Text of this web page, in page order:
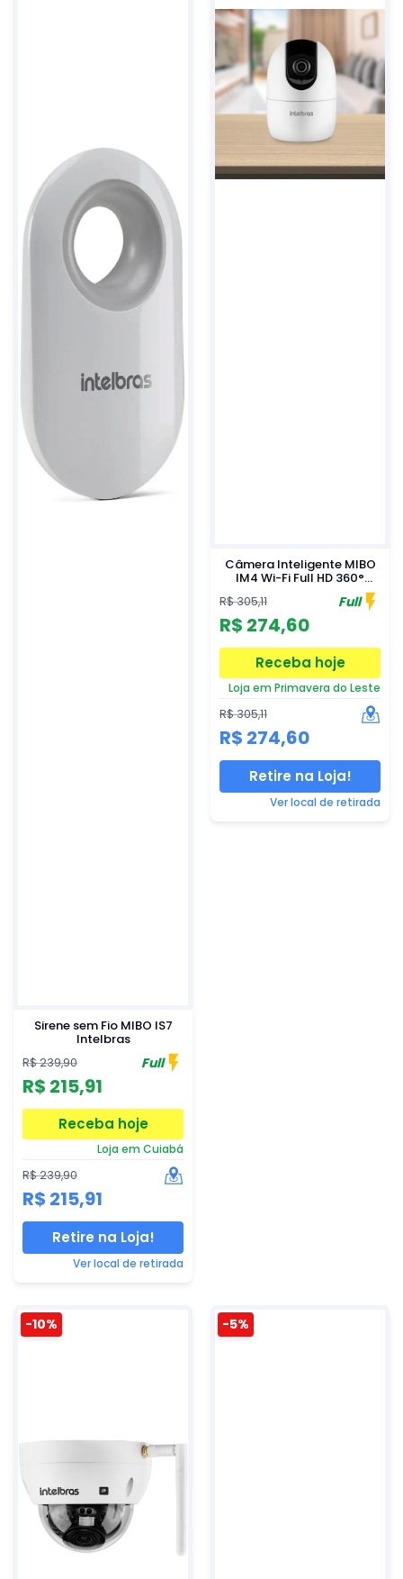
Sirene sem Fio MIBO IS7
Intelbras
R$ 239,90 Full
R$ 215,91
Receba hoje
Loja em Cuiabá
R$ 239,90
R$ 215,91
Retire na Loja!
Ver local de retirada
Câmera Inteligente MIBO
IM4 Wi-Fi Full HD 360°
R$ 305,11 Full
R$ 274,60
Receba hoje
Loja em Primavera do Leste
R$ 305,11
R$ 274,60
Retire na Loja!
Ver local de retirada
-10% -5%